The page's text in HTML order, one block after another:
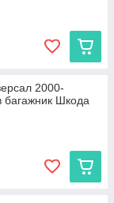
2000-
багажник Шкода